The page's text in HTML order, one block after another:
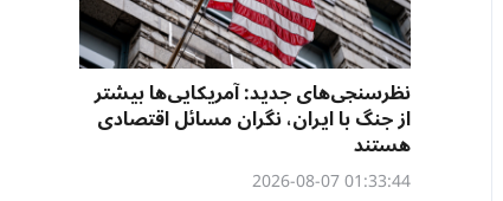
نظرسنجی‌‌های جدید: آمریکایی‌ها بیشتر
از جنگ با ایران، نگران مسائل اقتصادی
هستند
01:33:44 2026-08-07